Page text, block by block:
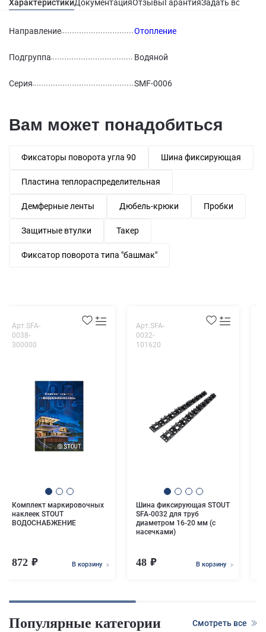
ХарактеристикиДокументацияОтзывыГарантияЗадать вопрос
Направление Отопление
Подгруппа Водяной
Серия SMF-0006
Вам может понадобиться
Фиксаторы поворота угла 90 Шина фиксирующая
Пластина теплораспределительная
Демферные ленты Дюбель-крюки Пробки
Защитные втулки Такер
Фиксатор поворота типа "башмак"
Арт.SFA-
0038-
300000
Комплект маркировочных
наклеек STOUT
ВОДОСНАБЖЕНИЕ
872 В корзину
Арт.SFA-
0032-
101620
Шина фиксирующая STOUT
SFA-0032 для труб
диаметром 16-20 мм (с
насечками)
48 В корзину
Популярные категории Смотреть все